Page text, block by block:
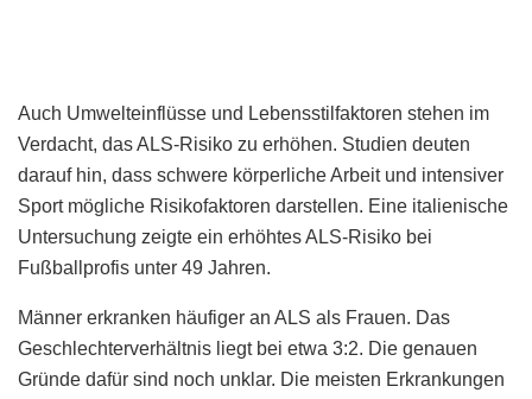
Auch Umwelteinflüsse und Lebensstilfaktoren stehen im
Verdacht, das ALS-Risiko zu erhöhen. Studien deuten
darauf hin, dass schwere körperliche Arbeit und intensiver
Sport mögliche Risikofaktoren darstellen. Eine italienische
Untersuchung zeigte ein erhöhtes ALS-Risiko bei
Fußballprofis unter 49 Jahren.
Männer erkranken häufiger an ALS als Frauen. Das
Geschlechterverhältnis liegt bei etwa 3:2. Die genauen
Gründe dafür sind noch unklar. Die meisten Erkrankungen